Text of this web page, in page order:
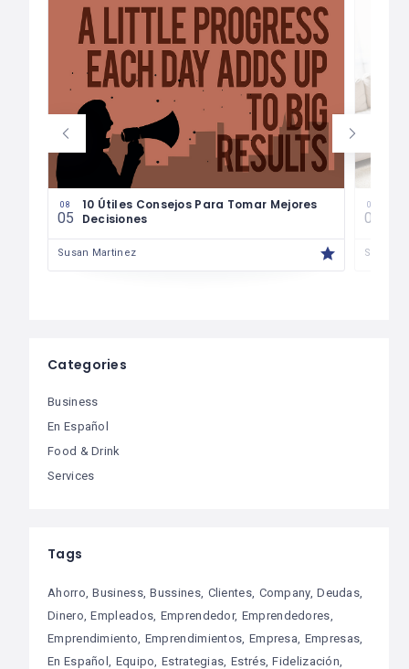
08
05
10 Útiles Consejos Para Tomar Mejores
Decisiones
Susan Martinez
08
04
Susan
Categories
Business
En Español
Food & Drink
Services
Tags
Ahorro Business Bussines Clientes Company Deudas
Dinero Empleados Emprendedor Emprendedores
Emprendimiento Emprendimientos Empresa Empresas
En Español Equipo Estrategias Estrés Fidelización